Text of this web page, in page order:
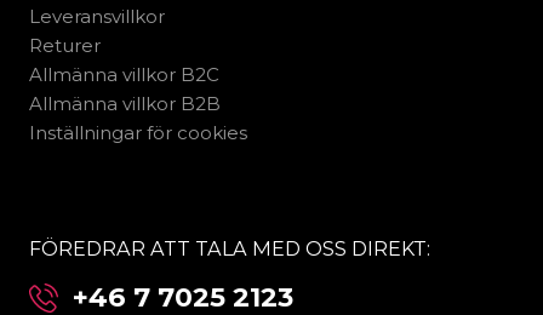
Leveransvillkor
Returer
Allmänna villkor B2C
Allmänna villkor B2B
Inställningar för cookies
FÖREDRAR ATT TALA MED OSS DIREKT:
+46 7 7025 2123